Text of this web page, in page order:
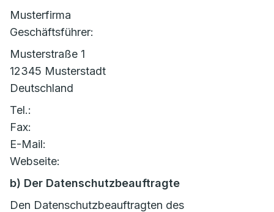
Musterfirma
Geschäftsführer:
Musterstraße 1
12345 Musterstadt
Deutschland
Tel.:
Fax:
E-Mail:
Webseite:
b) Der Datenschutzbeauftragte
Den Datenschutzbeauftragten des